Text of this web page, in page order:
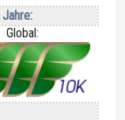
Global: